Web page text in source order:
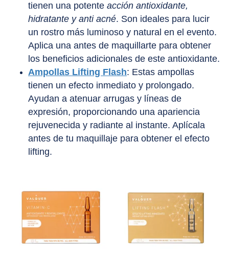
tienen una potente acción antioxidante,
hidratante y anti acné. Son ideales para lucir
un rostro más luminoso y natural en el evento.
Aplica una antes de maquillarte para obtener
los beneficios adicionales de este antioxidante.
Ampollas Lifting Flash: Estas ampollas
tienen un efecto inmediato y prolongado.
Ayudan a atenuar arrugas y líneas de
expresión, proporcionando una apariencia
rejuvenecida y radiante al instante. Aplícala
antes de tu maquillaje para obtener el efecto
lifting.